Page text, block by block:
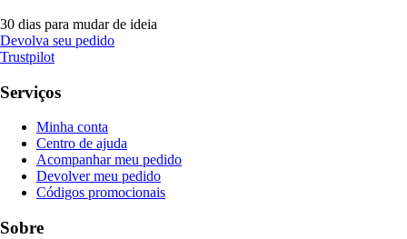
30 dias para mudar de ideia
Devolva seu pedido
Trustpilot
Serviços
Minha conta
Centro de ajuda
Acompanhar meu pedido
Devolver meu pedido
Códigos promocionais
Sobre